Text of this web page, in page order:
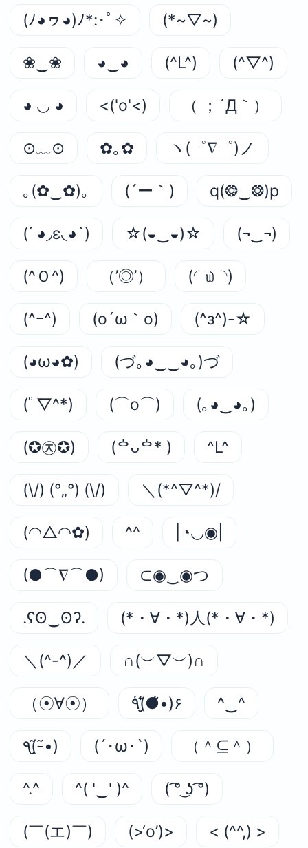
(ﾉ◕ヮ◕)ﾉ*:･ﾟ✧ (*~▽~)
❀‿❀ ◕‿◕ (^L^) (^▽^)
◕ ◡ ◕ <('o'<) （ ；´Д｀）
⊙﹏⊙ ✿｡✿ ヽ(゜∇゜)ノ
｡(✿‿✿)｡ (´ー｀) q(❂‿❂)p
( ́ ◕◞ε◟◕`) ☆(◒‿◒)☆ (¬‿¬)
(^Ｏ^) （’◎’） (◜௰◝)
(^ｰ^) (o´ω｀o) (^з^)-☆
(◕ω◕✿) (づ｡◕‿‿◕｡)づ
(ﾟ▽^*) (⌒o⌒) (｡◕‿◕｡)
(✪㉨✪) (ᅌᴗᅌ* ) ^L^
(\/) (°„°) (\/) ＼(*^▽^*)/
(◠△◠✿) ^^ |◔◡◉|
(●⌒∇⌒●) ⊂◉‿◉つ
.ʕʘ‿ʘʔ. (*・∀・*)人(*・∀・*)
＼(^-^)／ ∩(︶▽︶)∩
（☉∀☉） ٩(̾●̮̮̃̾•̃̾)۶ ^‿^
٩(-̮̮̃•̃) (´･ω･`) （＾⊆＾）
^.^ ^( '‿' )^ ( ͡° ͜ʖ ͡°)
(￣(エ)￣) (>‘o’)> < (^^,) >